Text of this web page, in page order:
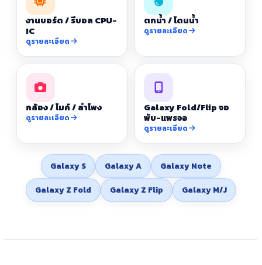
งานบอร์ด / รีบอล CPU-
IC
ดูรายละเอียด
ตกน้ำ / โดนน้ำ
ดูรายละเอียด
กล้อง / ไมค์ / ลำโพง
ดูรายละเอียด
Galaxy Fold/Flip จอ
พับ-แพรจอ
ดูรายละเอียด
Galaxy S Galaxy A Galaxy Note
Galaxy Z Fold Galaxy Z Flip Galaxy M/J